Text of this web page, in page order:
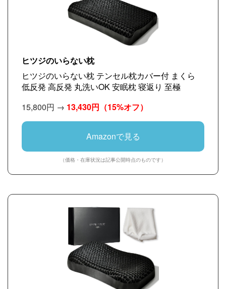
ヒツジのいらない枕
ヒツジのいらない枕 テンセル枕カバー付 まくら
低反発 高反発 丸洗いOK 安眠枕 寝返り 至極
15,800円 → 13,430円 （15%オフ）
Amazonで見る
（価格・在庫状況は記事公開時点のものです）